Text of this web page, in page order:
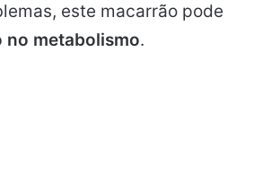
este macarrão pode
no metabolismo.